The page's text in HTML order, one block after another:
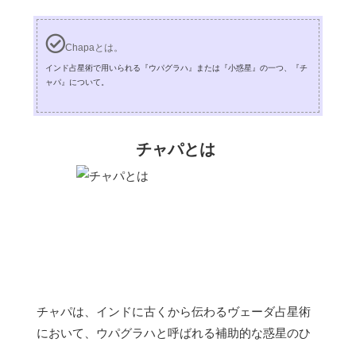
Chapaとは。
インド占星術で用いられる『ウパグラハ』または『小惑星』の一つ、『チ
ャパ』について。
チャパとは
チャパは、インドに古くから伝わるヴェーダ占星術
において、ウパグラハと呼ばれる補助的な惑星のひ